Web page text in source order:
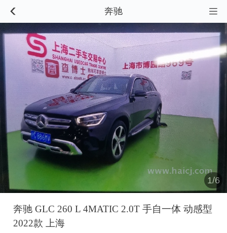
 奔驰 
1/6
奔驰 GLC 260 L 4MATIC 2.0T 手自一体 动感型
2022款 上海